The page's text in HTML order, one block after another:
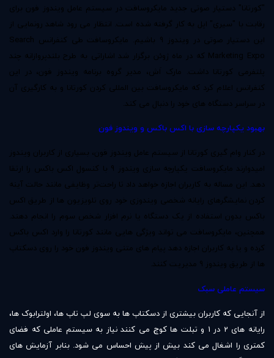
"کورتانا" دستیار صوتی جدید مایکروسافت در سیستم عامل ویندوز فون برای
رقابت با "سیری" اپل به کار گرفته شده است. انتظار می رود شاهد رونمایی از
این دستیار صوتی در ویندوز 9 باشیم. مایکروسافت طی کنفرانس
Search
Marketing Expo که در ماه ژوئن برگزار شد اشاراتی به طرح بلندپروازانه چند
پلتفرمی کورتانا داشت. مارک اَش، مدیر گروه برنامه ویندوز فون، در این
کنفرانس اعلام کرد که مایکروسافت بین المللی کردن کورتانا و به کارگیری آن
در سراسر دستگاه های خود را دنبال می کند.
بهبود یکپارچه سازی با اکس باکس و ویندوز فون
در کنار وام گیری کورتانا از سیستم عامل ویندوز فون، بسیاری از کاربران ویندوز
امیدوارند مایکروسافت یکپارچه سازی ویندوز 9 با کنسول اکس باکس را ارتقا
دهد. این مساله به کاربران اجازه خواهد داد تا راحت‌تر وظایفی مانند حالت آینه
کردن نمایشگرهای رایانه شخصی ویندوزی خود روی تلویزیون ها از طریق اکس
باکس بدون استفاده از یک دستگاه یا نرم افزار شخص سوم را انجام دهند.
همچنین، مایکروسافت می تواند ویژگی هایی مانند کورتانا را وارد اکس باکس
کرده و یا به کاربران اجازه دهد پیام های متنی ویندوز فون خود را روی دسکتاپ
ها از طریق ویندوز 9 مدیریت کنند.
سیستم عاملی سبک
از آنجایی که کاربران بیشتری از دسکتاپ ها به سوی لپ تاپ ها، اولترابوک ها،
رایانه های 2 در 1 و تبلت ها کوچ می کنند نیاز به سیستم عاملی که فضای
کمتری را اشغال می کند بیش از پیش احساس می شود. بنابر آزمایش های